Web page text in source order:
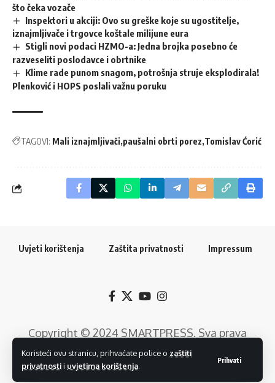
Koristeći ovu stranicu, prihvaćate police o zaštiti
privatnostii uvjetima korištenja.
Prihvati
što čeka vozače
Inspektori u akciji: Ovo su greške koje su ugostitelje,
iznajmljivače i trgovce koštale milijune eura
Stigli novi podaci HZMO-a: Jedna brojka posebno će
razveseliti poslodavce i obrtnike
Klime rade punom snagom, potrošnja struje eksplodirala!
Plenković i HOPS poslali važnu poruku
TAGOVI: Mali iznajmljivači paušalni obrti porez Tomislav Ćorić
Uvjeti korištenja Zaštita privatnosti Impressum
Copyright © 2024 SMARTPRESS. Sva prava
pridržana. Razvoj web rješenja:GTrends -
Digitalni Marketing